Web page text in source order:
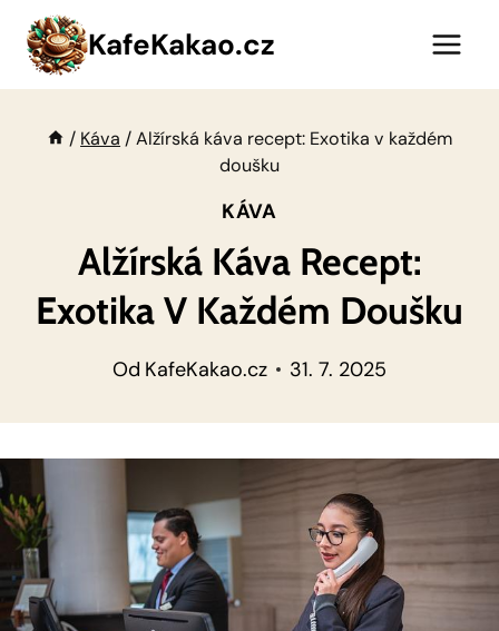
Přeskočit
obsah
KafeKakao.cz
/ Káva /Alžírská káva recept: Exotika v každém
doušku
KÁVA
Alžírská Káva Recept:
Exotika V Každém Doušku
Od KafeKakao.cz 31. 7. 2025